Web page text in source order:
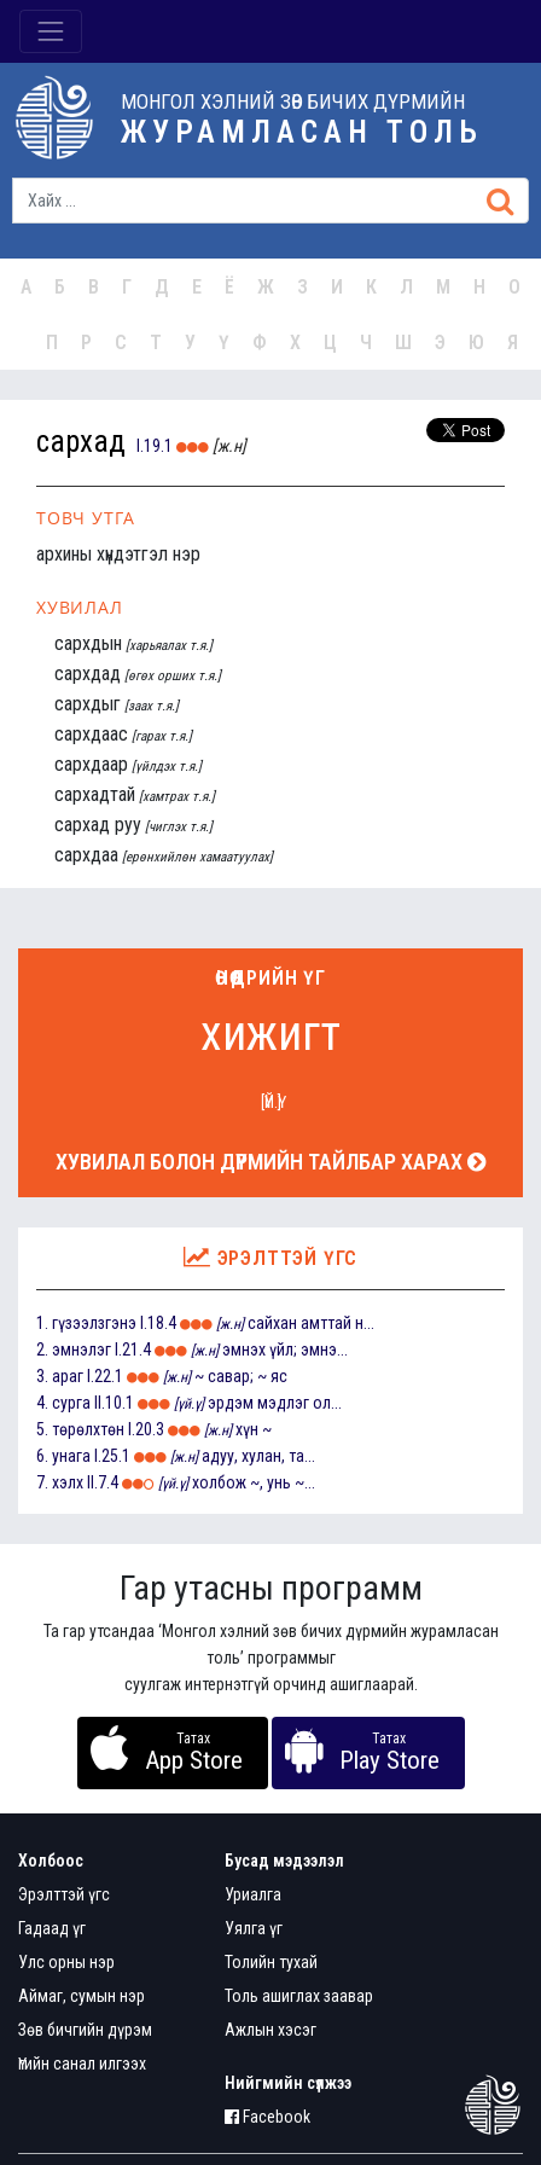
МОНГОЛ ХЭЛНИЙ ЗӨВ БИЧИХ ДҮРМИЙН
ЖУРАМЛАСАН ТОЛЬ
А Б В Г Д Е Ё Ж З И К Л М Н О
П Р С Т У Ү Ф Х Ц Ч Ш Э Ю Я
сархад I.19.1 [ж.н]
ТОВЧ УТГА
архины хүндэтгэл нэр
ХУВИЛАЛ
сархдын [харьяалах т.я.]
сархдад [өгөх орших т.я.]
сархдыг [заах т.я.]
сархдаас [гарах т.я.]
сархдаар [үйлдэх т.я.]
сархадтай [хамтрах т.я.]
сархад руу [чиглэх т.я.]
сархдаа [ерөнхийлөн хамаатуулах]
ӨНӨӨДРИЙН ҮГ
хижигт
[ҮЙ.Ү]
ХУВИЛАЛ БОЛОН ДҮРМИЙН ТАЙЛБАР ХАРАХ
ЭРЭЛТТЭЙ ҮГС
1. гүзээлзгэнэ I.18.4 [ж.н] сайхан амттай н...
2. эмнэлэг I.21.4 [ж.н] эмнэх үйл; эмнэ...
3. араг I.22.1 [ж.н] ~ савар; ~ яс
4. сурга II.10.1 [үй.ү] эрдэм мэдлэг ол...
5. төрөлхтөн I.20.3 [ж.н] хүн ~
6. унага I.25.1 [ж.н] адуу, хулан, та...
7. хэлх II.7.4 [үй.ү] холбож ~, унь ~...
Гар утасны программ
Та гар утсандаа ‘Монгол хэлний зөв бичих дүрмийн журамласан
толь’ программыг
суулгаж интернэтгүй орчинд ашиглаарай.
Татах
App Store
Татах
Play Store
Холбоос
Эрэлттэй үгс
Гадаад үг
Улс орны нэр
Аймаг, сумын нэр
Зөв бичгийн дүрэм
Үгийн санал илгээх
Бусад мэдээлэл
Уриалга
Уялга үг
Толийн тухай
Толь ашиглах заавар
Ажлын хэсэг
Нийгмийн сүлжээ
Facebook